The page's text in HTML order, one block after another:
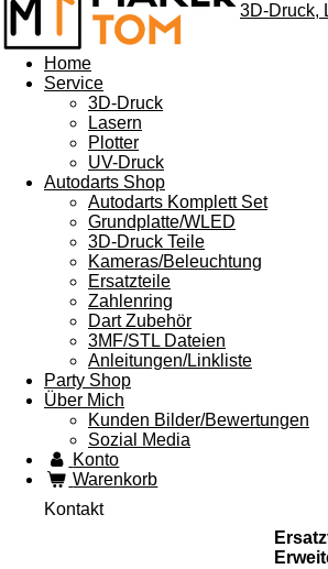
3D-Druck,
Home
Service
3D-Druck
Lasern
Plotter
UV-Druck
Autodarts Shop
Autodarts Komplett Set
Grundplatte/WLED
3D-Druck Teile
Kameras/Beleuchtung
Ersatzteile
Zahlenring
Dart Zubehör
3MF/STL Dateien
Anleitungen/Linkliste
Party Shop
Über Mich
Kunden Bilder/Bewertungen
Sozial Media
Konto
Warenkorb
Kontakt